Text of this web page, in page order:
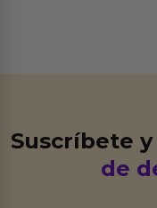
Suscríbete
de